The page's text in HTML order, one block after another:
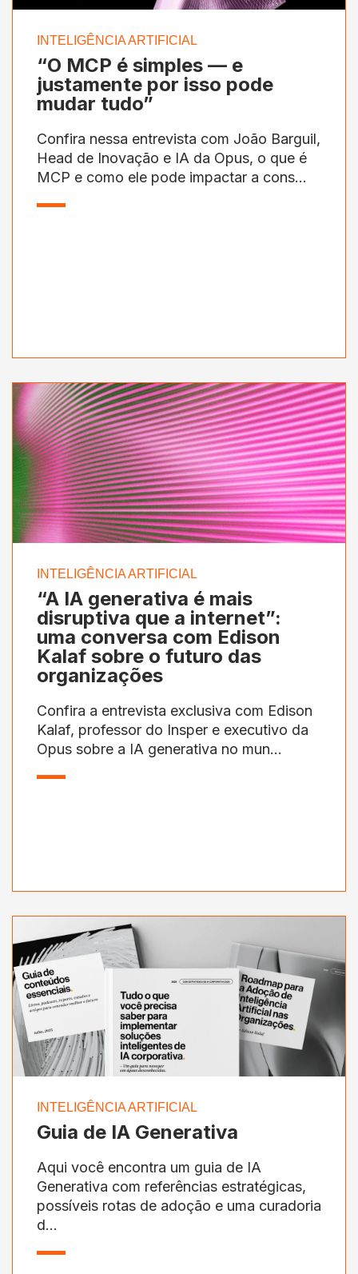
INTELIGÊNCIA ARTIFICIAL
“O MCP é simples — e
justamente por isso pode
mudar tudo”
Confira nessa entrevista com João Barguil,
Head de Inovação e IA da Opus, o que é
MCP e como ele pode impactar a cons...
INTELIGÊNCIA ARTIFICIAL
“A IA generativa é mais
disruptiva que a internet”:
uma conversa com Edison
Kalaf sobre o futuro das
organizações
Confira a entrevista exclusiva com Edison
Kalaf, professor do Insper e executivo da
Opus sobre a IA generativa no mun...
INTELIGÊNCIA ARTIFICIAL
Guia de IA Generativa
Aqui você encontra um guia de IA
Generativa com referências estratégicas,
possíveis rotas de adoção e uma curadoria
d...